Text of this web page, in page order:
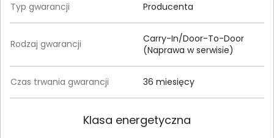
Typ gwarancji Producenta
Rodzaj gwarancji
Carry-In/Door-To-Door
(Naprawa w serwisie)
Czas trwania gwarancji 36 miesięcy
Klasa energetyczna